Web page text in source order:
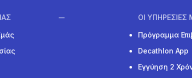
ΟΙ ΥΠΗΡΕΣΙΕΣ
Πρόγραμμα
Decathlon App
Εγγύηση 2